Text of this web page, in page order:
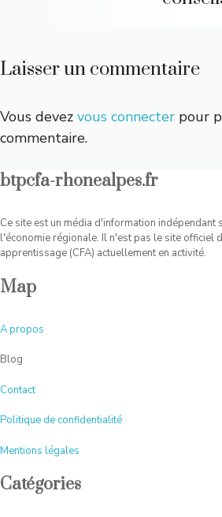
Laisser un commentaire
Vous devez vous connecter pour
commentaire.
btpcfa-rhonealpes.fr
Ce site est un média d'information indépendant
l'économie régionale. Il n'est pas le site officiel
apprentissage (CFA) actuellement en activité.
Map
Apropos
Blog
Contact
Politique de confidentialité
Mentions légales
Catégories